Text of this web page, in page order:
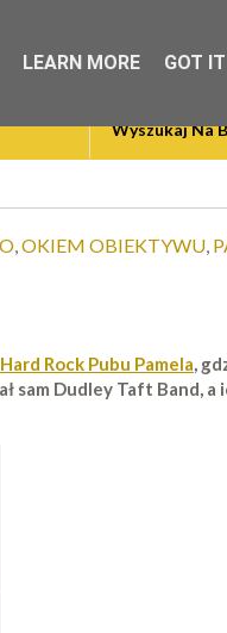
,OKIEM OBIEKTYWU,
Hard Rock Pubu Pamela,
sam Dudley Taft Band, a
LEARN MORE GOT IT